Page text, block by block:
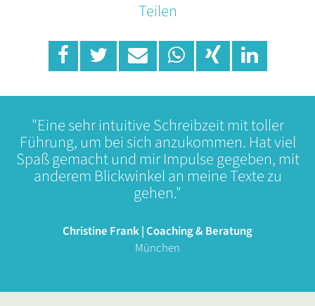
Teilen
"Eine sehr intuitive Schreibzeit mit toller
Führung, um bei sich anzukommen. Hat viel
Spaß gemacht und mir Impulse gegeben, mit
anderem Blickwinkel an meine Texte zu
gehen."
Christine Frank | Coaching & Beratung
München